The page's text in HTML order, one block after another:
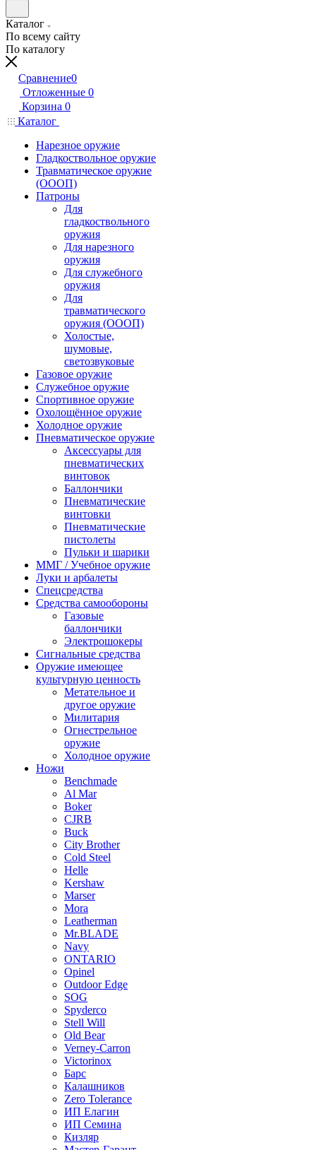
Каталог
По всему сайту
По каталогу
Сравнение0
Отложенные 0
Корзина 0
Каталог
Нарезное оружие
Гладкоствольное оружие
Травматическое оружие
(ОООП)
Патроны
Для
гладкоствольного
оружия
Для нарезного
оружия
Для служебного
оружия
Для
травматического
оружия (ОООП)
Холостые,
шумовые,
светозвуковые
Газовое оружие
Служебное оружие
Спортивное оружие
Охолощённое оружие
Холодное оружие
Пневматическое оружие
Аксессуары для
пневматических
винтовок
Баллончики
Пневматические
винтовки
Пневматические
пистолеты
Пульки и шарики
ММГ / Учебное оружие
Луки и арбалеты
Спецсредства
Средства самообороны
Газовые
баллончики
Электрошокеры
Сигнальные средства
Оружие имеющее
культурную ценность
Метательное и
другое оружие
Милитария
Огнестрельное
оружие
Холодное оружие
Ножи
Benchmade
Al Mar
Boker
CJRB
Buck
City Brother
Cold Steel
Helle
Kershaw
Marser
Mora
Leatherman
Mr.BLADE
Navy
ONTARIO
Opinel
Outdoor Edge
SOG
Spyderco
Stell Will
Old Bear
Verney-Carron
Victorinox
Барс
Калашников
Zero Tolerance
ИП Елагин
ИП Семина
Кизляр